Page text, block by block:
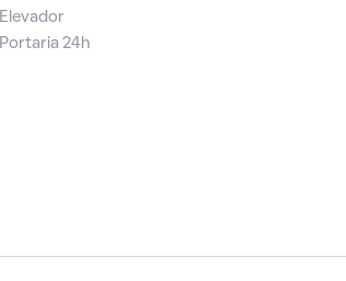
Elevador
Portaria 24h